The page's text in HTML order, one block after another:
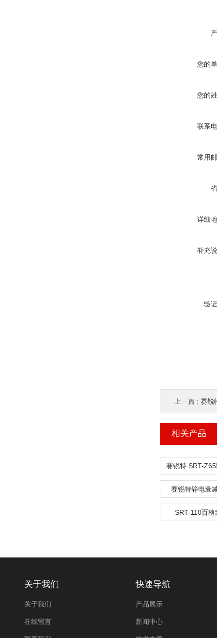
您的
您的
联系
常用
详细
补充
验
上一篇 : 赛锐特
相关产品
赛锐特静电衰
SRT-110百
关于我们
关于我们
在线留言
快速导航
产品展示
新闻中心